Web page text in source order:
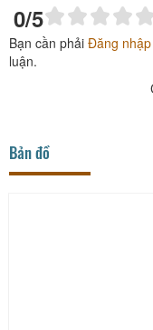
0/5
Bạn cần phải Đăng nhập
luận.
Bản đồ